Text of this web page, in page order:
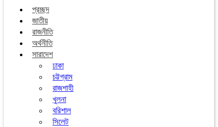
প্রচ্ছদ
জাতীয়
রাজনীতি
অর্থনীতি
সারাদেশ
ঢাকা
চট্টগ্রাম
রাজশাহী
খুলনা
বরিশাল
সিলেট